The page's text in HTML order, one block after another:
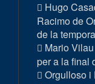
Hugo
Racimo de
de la
Mario
per a la final
Orgulloso i